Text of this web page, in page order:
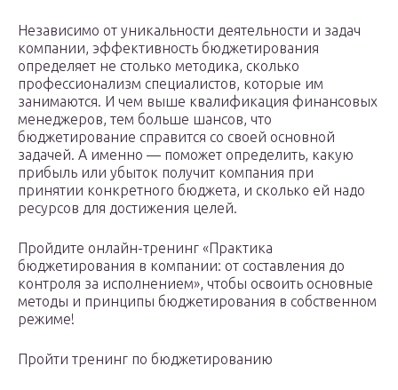
Независимо от уникальности деятельности и задач
компании, эффективность бюджетирования
определяет не столько методика, сколько
профессионализм специалистов, которые им
занимаются. И чем выше квалификация финансовых
менеджеров, тем больше шансов, что
бюджетирование справится со своей основной
задачей. А именно — поможет определить, какую
прибыль или убыток получит компания при
принятии конкретного бюджета, и сколько ей надо
ресурсов для достижения целей.
Пройдите онлайн-тренинг «Практика
бюджетирования в компании: от составления до
контроля за исполнением», чтобы освоить основные
методы и принципы бюджетирования в собственном
режиме!
Пройти тренинг по бюджетированию